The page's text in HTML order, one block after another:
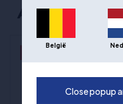
ANDRE
België
Close popup